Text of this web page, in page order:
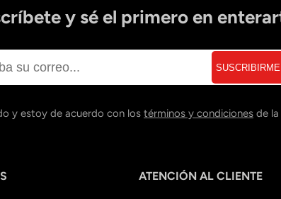
y sé el primero en
SUSCRIBIRME
y estoy de acuerdo con los términos y condiciones de
ATENCIÓN AL CLIENTE